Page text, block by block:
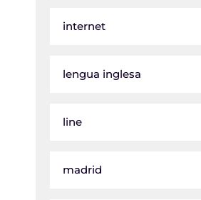
internet
lengua inglesa
line
madrid